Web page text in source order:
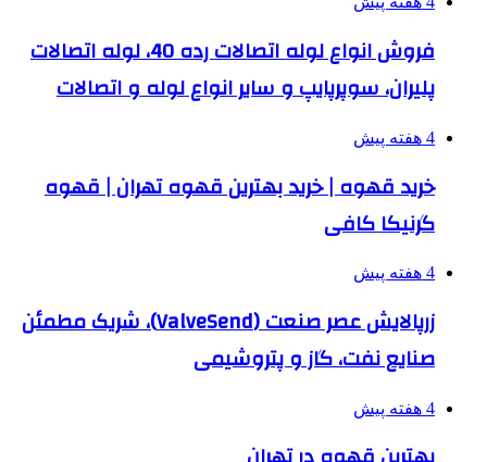
فروش انواع لوله اتصالات رده 40، لوله اتصالات
پلیران، سوپرپایپ و سایر انواع لوله و اتصالات
4 هفته پیش
خرید قهوه | خرید بهترین قهوه تهران | قهوه
گرنیکا کافی
4 هفته پیش
زرپالایش عصر صنعت (ValveSend)، شریک مطمئن
صنایع نفت، گاز و پتروشیمی
4 هفته پیش